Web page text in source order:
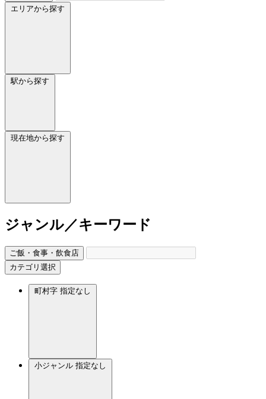
エリアから探す
駅から探す
現在地から探す
ジャンル／キーワード
ご飯・食事・飲食店
カテゴリ選択
町村字 指定なし
小ジャンル 指定なし